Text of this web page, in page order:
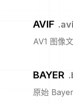
AVIF .
AV1 图像
BAYER .
原始